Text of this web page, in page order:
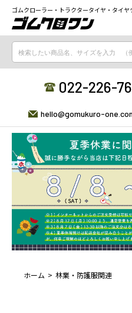
ゴムクローラー・トラクタータイヤ・タイヤ
022-226-
hello@gomukuro-
ホーム 林業・防護服関連